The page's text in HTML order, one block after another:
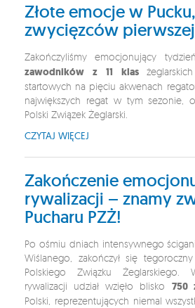
Złote emocje w
zwycięzców
Zakończyliśmy emocjonujący
zawodników z 11 klas
startowych na pięciu akwenach
największych regat w tym sezonie,
Polski Związek Żeglarski.
CZYTAJ WIĘCEJ
Zakończenie
rywalizacji – znamy
Pucharu PZŻ!
Po ośmiu dniach intensywnego
Wiślanego, zakończył się
Polskiego Związku Żeglarskiego.
rywalizacji udział wzięło blisko 750
Polski, reprezentujących niemal